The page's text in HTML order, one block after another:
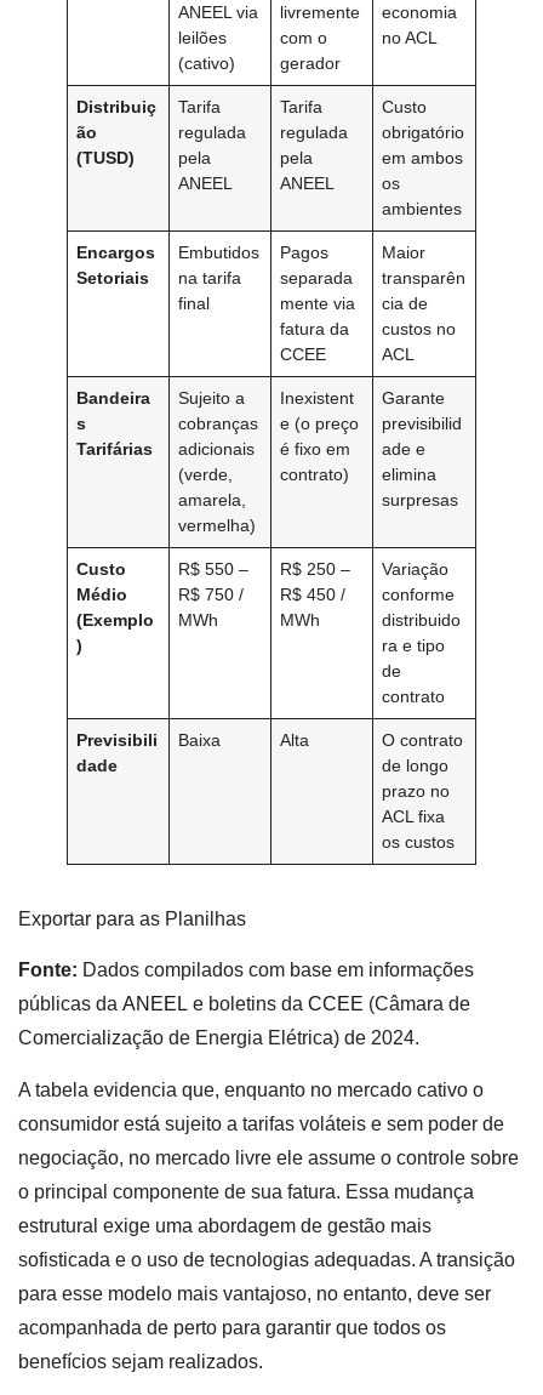
ANEEL via
leilões
(cativo)
livremente
com o
gerador
economia
no ACL
Distribuiç
ão
(TUSD)
Tarifa
regulada
pela
ANEEL
Tarifa
regulada
pela
ANEEL
Custo
obrigatório
em ambos
os
ambientes
Encargos
Setoriais
Embutidos
na tarifa
final
Pagos
separada
mente via
fatura da
CCEE
Maior
transparên
cia de
custos no
ACL
Bandeira
s
Tarifárias
Sujeito a
cobranças
adicionais
(verde,
amarela,
vermelha)
Inexistent
e (o preço
é fixo em
contrato)
Garante
previsibilid
ade e
elimina
surpresas
Custo
Médio
(Exemplo
)
R$ 550 –
R$ 750 /
MWh
R$ 250 –
R$ 450 /
MWh
Variação
conforme
distribuido
ra e tipo
de
contrato
Previsibili
dade
Baixa Alta
O contrato
de longo
prazo no
ACL fixa
os custos
Exportar para as Planilhas
Fonte: Dados compilados com base em informações
públicas da ANEEL e boletins da CCEE (Câmara de
Comercialização de Energia Elétrica) de 2024.
A tabela evidencia que, enquanto no mercado cativo o
consumidor está sujeito a tarifas voláteis e sem poder de
negociação, no mercado livre ele assume o controle sobre
o principal componente de sua fatura. Essa mudança
estrutural exige uma abordagem de gestão mais
sofisticada e o uso de tecnologias adequadas. A transição
para esse modelo mais vantajoso, no entanto, deve ser
acompanhada de perto para garantir que todos os
benefícios sejam realizados.